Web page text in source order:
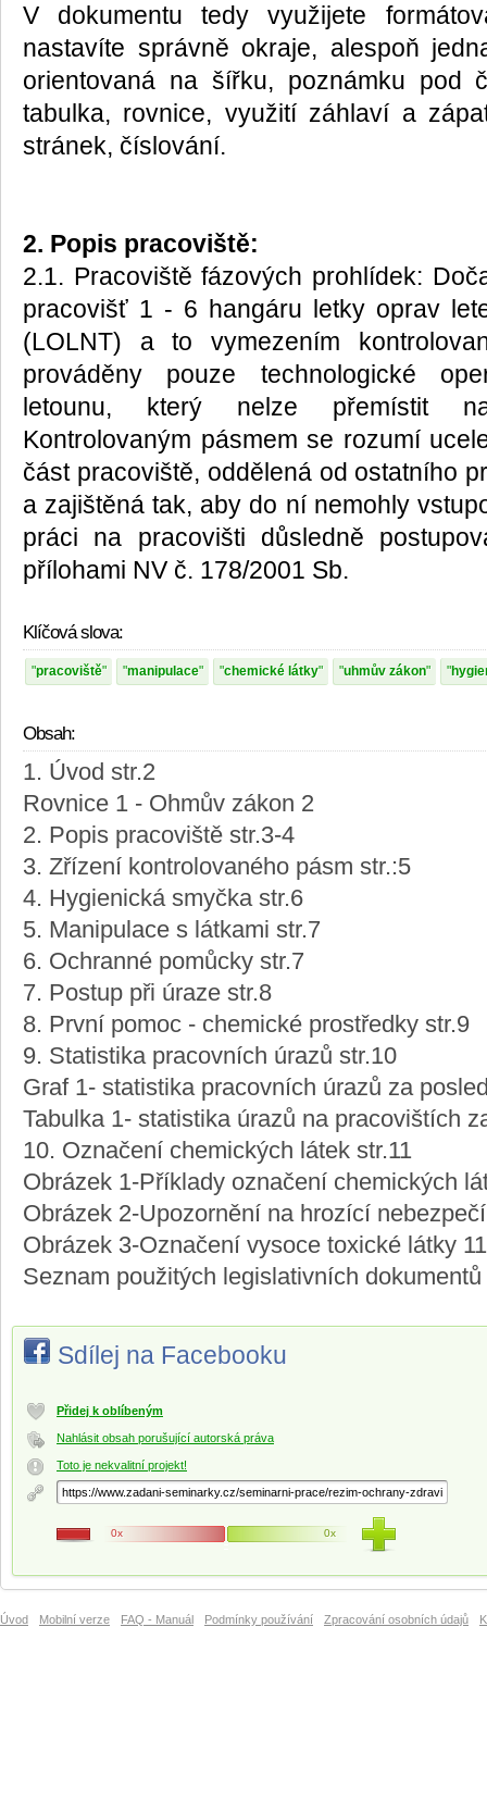
V dokumentu tedy využijete
nastavíte správně okraje, alespoň
orientovaná na šířku, poznámku pod
tabulka, rovnice, využití záhlaví a
stránek, číslování.
2. Popis pracoviště:
2.1. Pracoviště fázových prohlídek:
pracovišť 1 - 6 hangáru letky oprav
(LOLNT) a to vymezením
prováděny pouze technologické
letounu, který nelze přemístit
Kontrolovaným pásmem se rozumí
část pracoviště, oddělená od ostatního
a zajištěná tak, aby do ní nemohly
práci na pracovišti důsledně
přílohami NV č. 178/2001 Sb.
Klíčová slova:
pracoviště manipulace chemické látky uhmův zákon
Obsah:
1. Úvod str.2
Rovnice 1 - Ohmův zákon 2
2. Popis pracoviště str.3-4
3. Zřízení kontrolovaného pásm str.:5
4. Hygienická smyčka str.6
5. Manipulace s látkami str.7
6. Ochranné pomůcky str.7
7. Postup při úraze str.8
8. První pomoc - chemické prostředky str.9
9. Statistika pracovních úrazů str.10
Graf 1- statistika pracovních úrazů za
Tabulka 1- statistika úrazů na pracovištích
10. Označení chemických látek str.11
Obrázek 1-Příklady označení chemických
Obrázek 2-Upozornění na hrozící
Obrázek 3-Označení vysoce toxické látky 11
Seznam použitých legislativních dokumentů
Sdílej na Facebooku
Přidej k oblíbeným
Nahlásit obsah porušující autorská práva
Toto je nekvalitní projekt!
0x 0x
Úvod Mobilní verze FAQ - Manuál Podmínky používání Zpracování osobních údajů